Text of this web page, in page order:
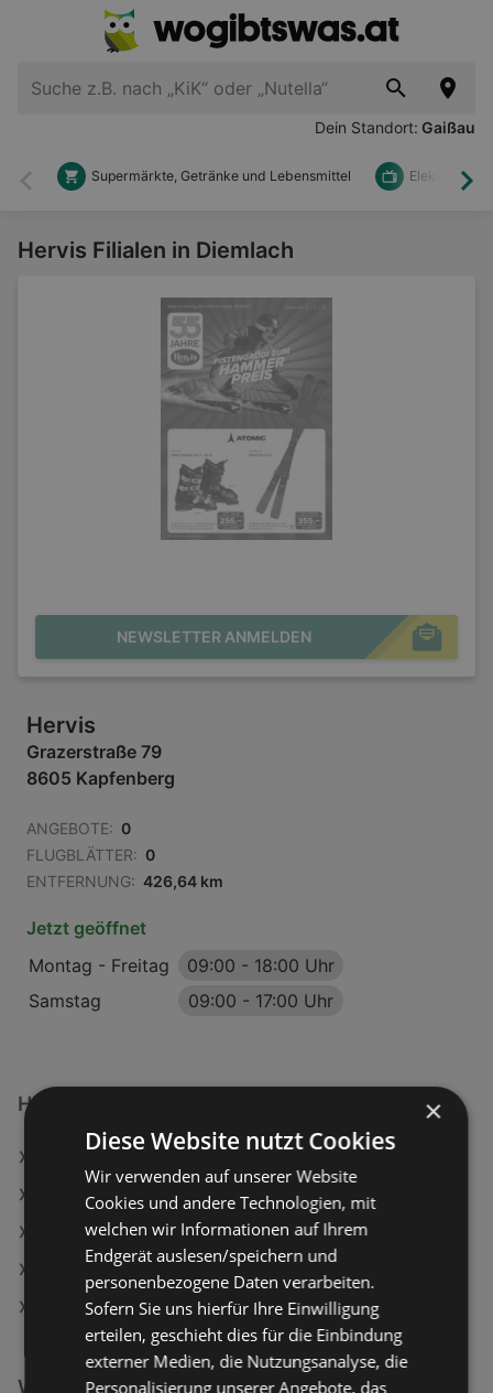
Dein Standort: Gaißau
Zurück
Supermärkte, Getränke und Lebensmittel Elektronik
Hervis Filialen in Diemlach
NEWSLETTER ANMELDEN
Hervis
Grazerstraße 79
8605 Kapfenberg
ANGEBOTE: 0
FLUGBLÄTTER: 0
ENTFERNUNG: 426,64 km
Jetzt geöffnet
Montag - Freitag
09:00 - 18:00 Uhr
Samstag
09:00 - 17:00 Uhr
Hervis Filialen in:
Hervis in Bischofshofen
Hervis in Liezen
Hervis in Lienz
Hervis in Sankt Veit an der Glan
Weiterführende Links
×
Diese Website nutzt Cookies
Wir verwenden auf unserer Website
Cookies und andere Technologien, mit
welchen wir Informationen auf Ihrem
Endgerät auslesen/speichern und
personenbezogene Daten verarbeiten.
Sofern Sie uns hierfür Ihre Einwilligung
erteilen, geschieht dies für die Einbindung
externer Medien, die Nutzungsanalyse, die
Personalisierung unserer Angebote, das